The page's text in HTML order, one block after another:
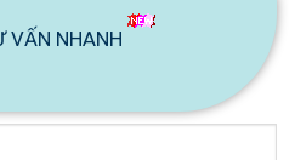
VẤN NHANH